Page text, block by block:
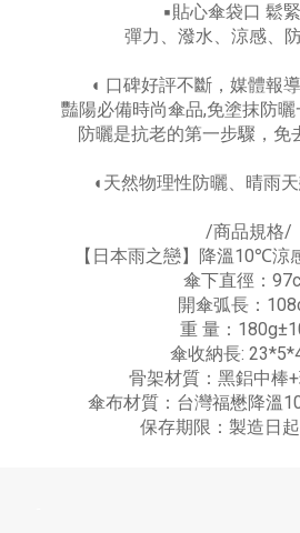
▪貼心傘袋口 鬆
彈力、潑水、涼感、
◖ 口碑好評不斷，媒體報
豔陽必備時尚傘品,免塗抹防
防曬是抗老的第一步驟，免
◖天然物理性防曬、晴雨
/商品規格/
【日本雨之戀】降溫10℃涼
傘下直徑：
開傘弧長：
重 量：
傘收納長:
骨架材質：黑鋁中棒
傘布材質：台灣福懋降溫
保存期限：製造日